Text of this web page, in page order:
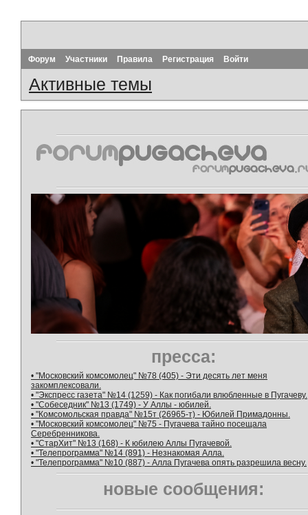
Форум Участники Правила Регистрация Войти
Активные темы
пресса:
• "Московский комсомолец" №78 (405) - Эти десять лет меня
закомплексовали.
• "Экспресс газета" №14 (1259) - Как погибали влюбленные в Пугачеву.
• "Собеседник" №13 (1749) - У Аллы - юбилей.
• "Комсомольская правда" №15т (26965-т) - Юбилей Примадонны.
• "Московский комсомолец" №75 - Пугачева тайно посещала
Серебренникова.
• "СтарХит" №13 (168) - К юбилею Аллы Пугачевой.
• "Телепрограмма" №14 (891) - Незнакомая Алла.
• "Телепрограмма" №10 (887) - Алла Пугачева опять разрешила весну.
новые сообщения: